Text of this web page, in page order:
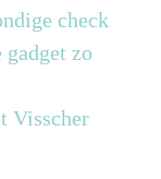
check
gadget zo
Visscher